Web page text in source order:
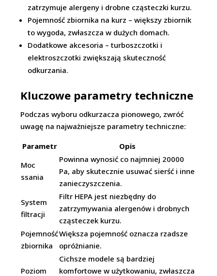
zatrzymuje alergeny i drobne cząsteczki kurzu.
Pojemność zbiornika na kurz – większy zbiornik
to wygoda, zwłaszcza w dużych domach.
Dodatkowe akcesoria – turboszczotki i
elektroszczotki zwiększają skuteczność
odkurzania.
Kluczowe parametry techniczne
Podczas wyboru odkurzacza pionowego, zwróć
uwagę na najważniejsze parametry techniczne:
Parametr
Opis
Moc
ssania
Powinna wynosić co najmniej 20000
Pa, aby skutecznie usuwać sierść i inne
zanieczyszczenia.
System
filtracji
Filtr HEPA jest niezbędny do
zatrzymywania alergenów i drobnych
cząsteczek kurzu.
Pojemność
zbiornika
Większa pojemność oznacza rzadsze
opróżnianie.
Poziom
Cichsze modele są bardziej
komfortowe w użytkowaniu, zwłaszcza